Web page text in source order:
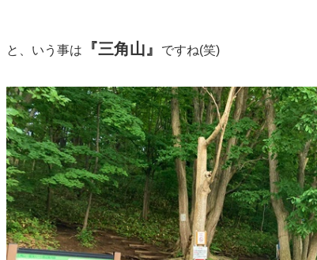
と、いう事は 『三角山』 ですね(笑)